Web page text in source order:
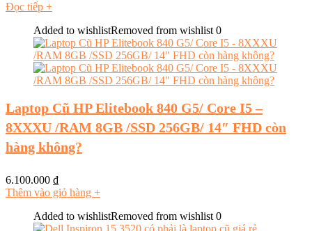
Đọc tiếp +
Added to wishlistRemoved from wishlist 0
Laptop Cũ HP Elitebook 840 G5/ Core I5 –
8XXXU /RAM 8GB /SSD 256GB/ 14″ FHD còn
hàng không?
6.100.000 ₫
Thêm vào giỏ hàng +
Added to wishlistRemoved from wishlist 0